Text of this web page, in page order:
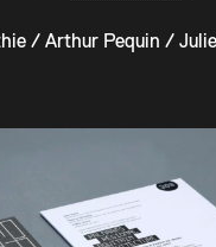
/ Arthur Pequin /